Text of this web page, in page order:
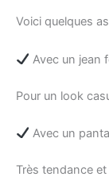
Voici quelques
Avec un jean
Pour un look
Avec un
Très tendance